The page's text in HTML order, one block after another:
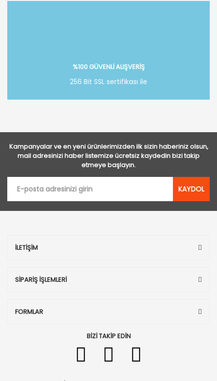
%100 GÜVENLİ ALIŞVERİŞ
256 Bit SSL sertifikası ile
Kampanyalar ve en yeni ürünlerimizden ilk sizin haberiniz olsun,
mail adresinizi haber listemize ücretsiz kaydedin bizi takip
etmeye başlayın.
KAYDOL
İLETİŞİM
SİPARİŞ İŞLEMLERİ
FORMLAR
BİZİ TAKİP EDİN